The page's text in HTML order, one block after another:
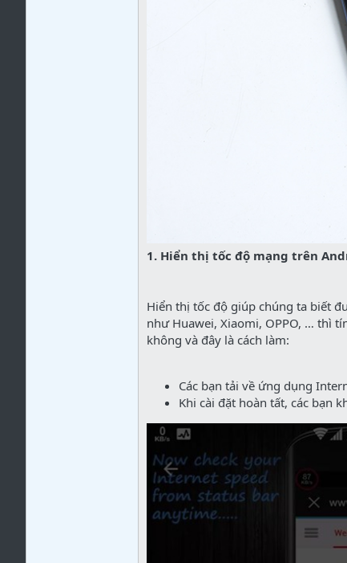
1. Hiển thị tốc độ mạng trên
Hiển thị tốc độ giúp chúng ta biết
như Huawei, Xiaomi, OPPO, … thì
không và đây là cách làm:
Các bạn tải về ứng dụng
Khi cài đặt hoàn tất, các bạn